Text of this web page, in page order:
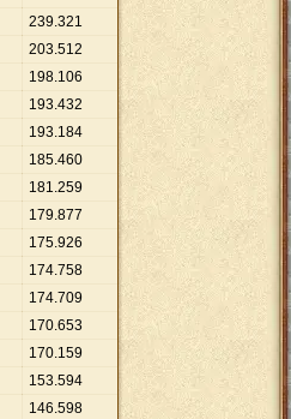
239.321
203.512
198.106
193.432
193.184
185.460
181.259
179.877
175.926
174.758
174.709
170.653
170.159
153.594
146.598